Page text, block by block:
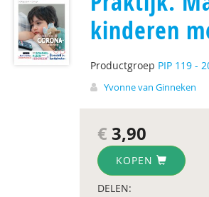
kinderen
Productgroep PIP 119 -
Yvonne van Ginneken
€ 3,90
KOPEN
DELEN: